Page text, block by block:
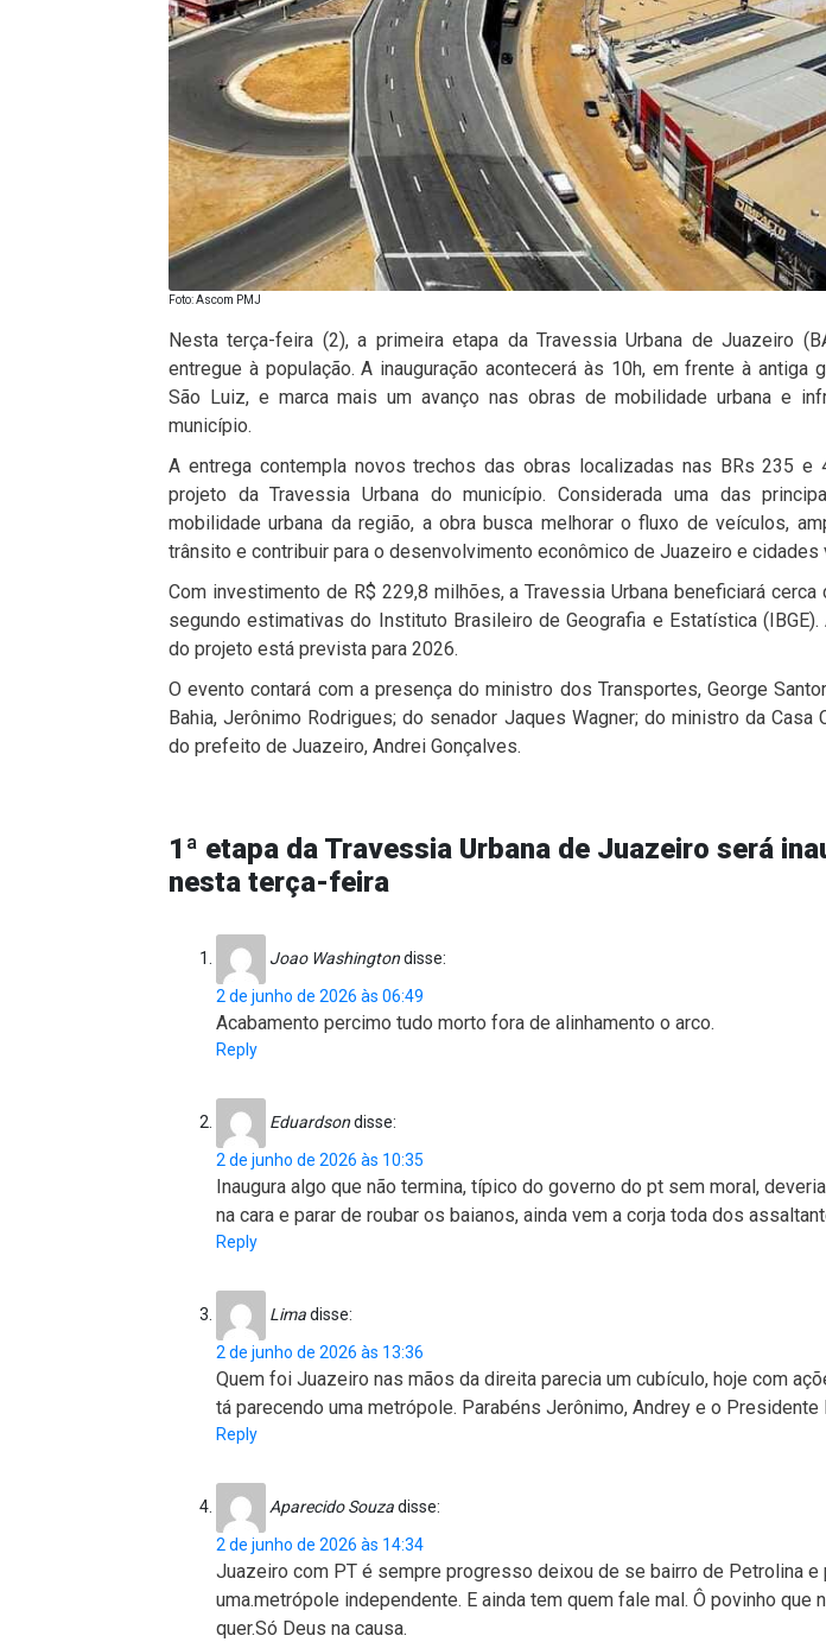
Foto: Ascom PMJ
Nesta terça-feira (2), a primeira etapa da Travessia Urbana de Juazeiro
entregue à população. A inauguração acontecerá às 10h, em frente à antiga
São Luiz, e marca mais um avanço nas obras de mobilidade urbana e
município.
A entrega contempla novos trechos das obras localizadas nas BRs 235 e
projeto da Travessia Urbana do município. Considerada uma das
mobilidade urbana da região, a obra busca melhorar o fluxo de veículos,
trânsito e contribuir para o desenvolvimento econômico de Juazeiro e cidades
Com investimento de R$ 229,8 milhões, a Travessia Urbana beneficiará
segundo estimativas do Instituto Brasileiro de Geografia e Estatística
do projeto está prevista para 2026.
O evento contará com a presença do ministro dos Transportes, George
Bahia,Jerônimo Rodrigues; do senador Jaques Wagner;do ministro da Casa
do prefeito de Juazeiro, Andrei Gonçalves.
1ª etapa da Travessia Urbana de Juazeiro será
nesta terça-feira
Joao Washingtondisse:
2 de junho de 2026 às 06:49
Acabamento percimo tudo morto fora de alinhamento o arco.
Reply
Eduardsondisse:
2 de junho de 2026 às 10:35
Inaugura algo que não termina, típico do governo do pt sem moral,
na cara e parar de roubar os baianos, ainda vem a corja toda dos
Reply
Limadisse:
2 de junho de 2026 às 13:36
Quem foi Juazeiro nas mãos da direita parecia um cubículo, hoje com
tá parecendo uma metrópole. Parabéns Jerônimo, Andrey e o Presidente
Reply
Aparecido Souzadisse:
2 de junho de 2026 às 14:34
Juazeiro com PT é sempre progresso deixou de se bairro de Petrolina e
uma.metrópole independente. E ainda tem quem fale mal. Ô povinho que
quer.Só Deus na causa.